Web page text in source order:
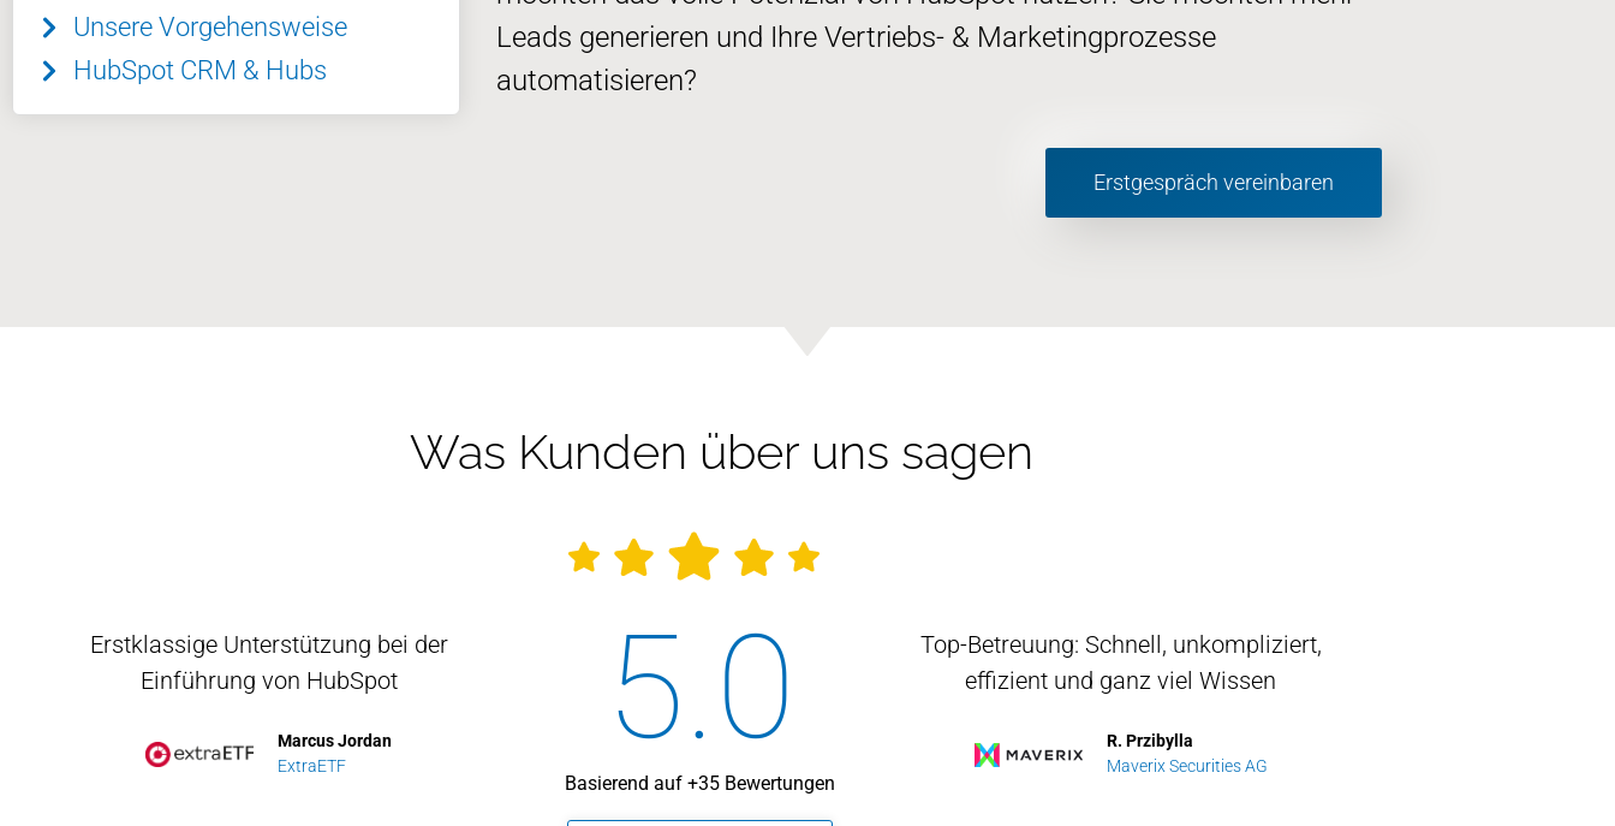
Unsere Vorgehensweise
HubSpot CRM & Hubs
Leads generieren und Ihre Vertriebs- & Marketingprozesse
automatisieren?
Erstgespräch vereinbaren
Was Kunden über uns sagen
Erstklassige Unterstützung bei der
Einführung von HubSpot
Marcus Jordan
ExtraETF
Ein echter Ninja-Partner
Ralf Widtmann
riskine GmbH
Erfolgreichen Migration von Pipedrive zu
HubSpot
metergrid
Basierend auf +35 Bewertungen
5.0
Einführung und Betreuung für
Sales-Professionals
Stefan Roßbach
TME AG
Exzellente und professionelle
Zusammenarbeit!
Christian Classen
Top-Betreuung: Schnell, unkompliziert,
effizient und ganz viel Wissen
R. Przibylla
Maverix Securities AG